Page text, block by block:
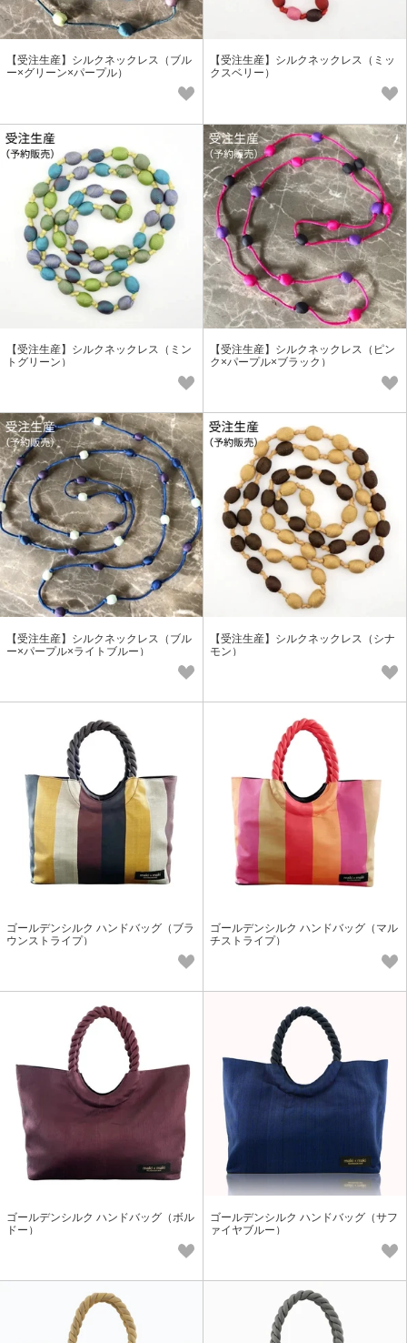
【受注生産】シルクネックレス（ブル
ー×グリーン×パープル）
【受注生産】シルクネックレス（ミッ
クスベリー）
【受注生産】シルクネックレス（ミン
トグリーン）
【受注生産】シルクネックレス（ピン
ク×パープル×ブラック）
【受注生産】シルクネックレス（ブル
ー×パープル×ライトブルー）
【受注生産】シルクネックレス（シナ
モン）
ゴールデンシルク ハンドバッグ（ブラ
ウンストライプ）
ゴールデンシルク ハンドバッグ（マル
チストライプ）
ゴールデンシルク ハンドバッグ（ボル
ドー）
ゴールデンシルク ハンドバッグ（サフ
ァイヤブルー）